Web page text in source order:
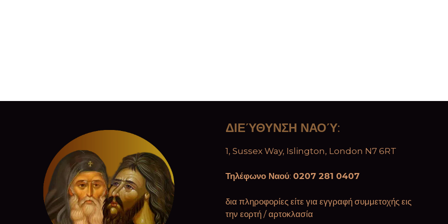
ΔΙΕΎΘΥΝΣΗ ΝΑΟΎ:
1, Sussex Way, Islington, London N7 6RT
Τηλέφωνο Ναού: 0207 281 0407
δια πληροφορίες είτε για εγγραφή συμμετοχής εις
την εορτή / αρτοκλασία